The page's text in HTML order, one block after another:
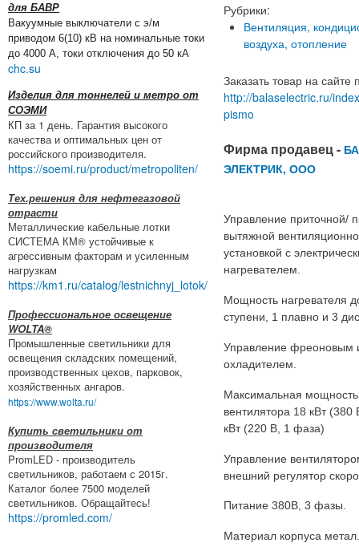
для БАВР
Вакуумные выключатели с э/м
приводом 6(10) кВ на номинальные токи
до 4000 А, токи отключения до 50 кА
chc.su
Изделия для тоннелей и метро от
СОЭМИ
КП за 1 день. Гарантия высокого
качества и оптимальных цен от
российского производителя.
https://soemi.ru/product/metropoliten/
Тех.решения для нефтегазовой
отрасти
Металлические кабельные лотки
СИСТЕМА КМ® устойчивые к
агрессивным факторам и усиленным
нагрузкам
https://km1.ru/catalog/lestnichnyj_lotok/
Профессиональное освещение
WOLTA®
Промышленные светильники для
освещения складских помещений,
производственных цехов, парковок,
хозяйственных ангаров.
https://www.wolta.ru/
Купить светильники от
производителя
PromLED - производитель
светильников, работаем с 2015г.
Каталог более 7500 моделей
светильников. Обращайтесь!
https://promled.com/
Рубрики:
Вентиляция,
воздуха, отопление
Заказать товар на сайте
http://balaselectric.ru/
pismo
Фирма продавец -
ЭЛЕКТРИК, ООО
Управление приточной/
вытяжной
установкой с
нагревателем.
Мощность нагревателя
ступени, 1 плавно и 3
Управление фреоновым
охладителем.
Максимальная мощность
вентилятора 18 кВт
кВт (220 В, 1 фаза)
Управление
внешний регулятор
Питание 380В, 3 фазы.
Материал корпуса метал.